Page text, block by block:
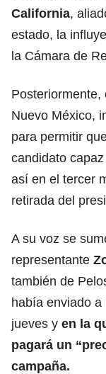
California,
estado, la
la Cámara de
Posteriormente,
Nuevo México,
para permitir
candidato
así en el tercer
retirada del
A su voz se
representante
también de
había enviado
jueves y en la
pagará un
campaña.